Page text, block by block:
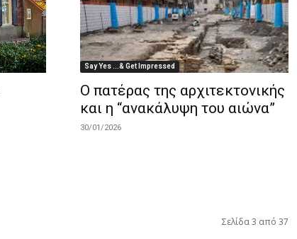
Say Yes ...& Get Impressed
Ο πατέρας της αρχιτεκτονικής
και η “ανακάλυψη του αιώνα”
30/01/2026
Σελίδα 3 από 37